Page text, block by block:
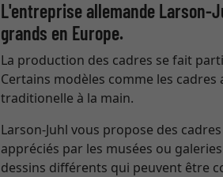
L'entreprise allemande Larson-
grands en Europe.
La production des cadres se fait
Certains modèles comme les
traditionelle à la main.
Larson-Juhl vous propose des
appréciés par les musées ou
dessins différents qui peuvent être